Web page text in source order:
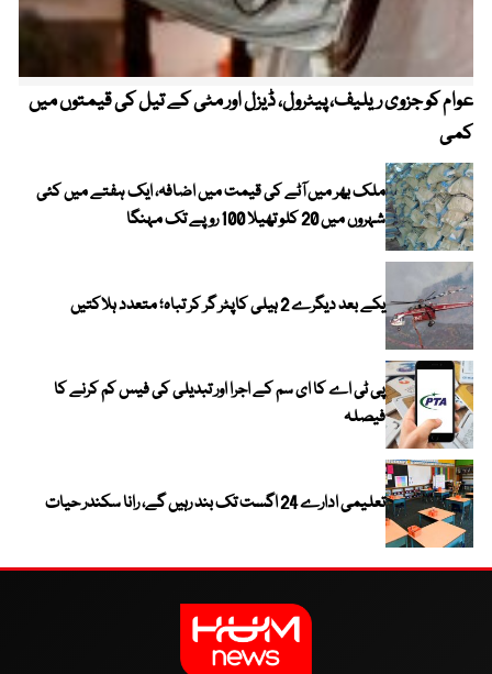
عوام کو جزوی ریلیف، پیٹرول، ڈیزل اور مٹی کے تیل کی قیمتوں میں
کمی
ملک بھر میں آٹے کی قیمت میں اضافہ، ایک ہفتے میں کئی
شہروں میں 20 کلو تھیلا 100 روپے تک مہنگا
یکے بعد دیگرے 2 ہیلی کاپٹر گر کر تباہ؛ متعدد ہلاکتیں
پی ٹی اے کا ای سم کے اجرا اور تبدیلی کی فیس کم کرنے کا
فیصلہ
تعلیمی ادارے 24 اگست تک بند رہیں گے، رانا سکندر حیات